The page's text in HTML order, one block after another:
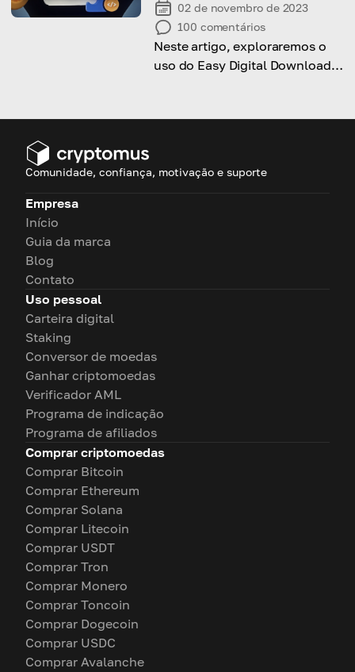
02 de novembro de 2023
100 comentários
Neste artigo, exploraremos o
uso do Easy Digital Downloads
Comunidade, confiança, motivação e suporte
Empresa
Início
Guia da marca
Blog
Contato
Uso pessoal
Carteira digital
Staking
Conversor de moedas
Ganhar criptomoedas
Verificador AML
Programa de indicação
Programa de afiliados
Comprar criptomoedas
Comprar Bitcoin
Comprar Ethereum
Comprar Solana
Comprar Litecoin
Comprar USDT
Comprar Tron
Comprar Monero
Comprar Toncoin
Comprar Dogecoin
Comprar USDC
Comprar Avalanche